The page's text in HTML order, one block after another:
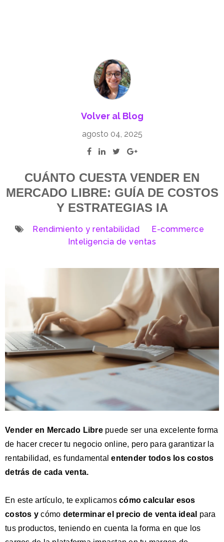
Volver al Blog
agosto 04, 2025
CUÁNTO CUESTA VENDER EN
MERCADO LIBRE: GUÍA DE COSTOS
Y ESTRATEGIAS IA
Rendimiento y rentabilidad
E-commerce
Inteligencia de ventas
Vender en Mercado Librepuede ser una excelente forma
de hacer crecer tu negocio online, pero para garantizar la
rentabilidad, es fundamentalentender todos los costos
detrás de cada venta.
En este artículo, te explicamoscómo calcular esos
costos ycómo determinar el precio de venta ideal para
tus productos, teniendo en cuenta la forma en que los